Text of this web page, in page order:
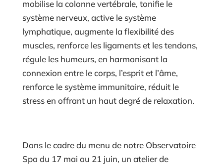
mobilise la colonne vertébrale, tonifie le
système nerveux, active le système
lymphatique, augmente la flexibilité des
muscles, renforce les ligaments et les tendons,
régule les humeurs, en harmonisant la
connexion entre le corps, l’esprit et l’âme,
renforce le système immunitaire, réduit le
stress en offrant un haut degré de relaxation.
Dans le cadre du menu de notre Observatoire
Spa du 17 mai au 21 juin, un atelier de